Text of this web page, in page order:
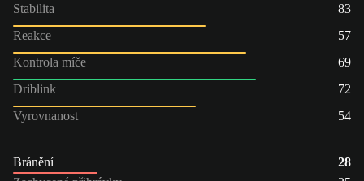
Stabilita
83
Reakce
57
Kontrola míče
69
Driblink
72
Vyrovnanost
54
Bránění
28